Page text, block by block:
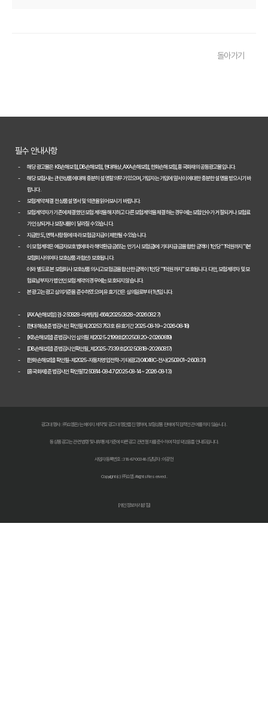
놓치면 후회! 자동차보험 가입 전 반드시 알아야 할 핵심 정보
놓치면 손해! 2026년 자동차보험 비교, 이것만은 꼭 확인하세요
2026년 자동차보험 현명하게 비교하는 3가지 핵심 전략
2026년 자동차보험 현명하게 비교하는 3가지 방법
자동차보험료 100만원 절약, 숨겨진 꿀팁 대방출
자동차보험, 다이렉트로 저렴하게 가입하는 비법 공개
내 차에 딱 맞는 자동차보험, 비교하고 고르는 완벽 가이드
2026 자동차보험 다이렉트 비교견적: 숨은 혜택 찾고 보험료 낮추는
자동차보험 다이렉트 비교사이트, 숨겨진 할인 꿀팁으로 진짜 최저가
다이렉트 자동차보험료 아끼는 법: 2026년 견적, 숨겨진 할인 꿀팁 대
다이렉트 자동차보험 비교견적: 숨은 1cm까지 찾아 보험료 낮추는 비
자동차 보험료 인상, 다이렉트 비교견적 사이트로 한 번에 해결!
돌아가기
필수 안내사항
해당 광고물은 KB손해보험, DB손해보험, 현대해상, AXA손해보험, 한화손해보험, 흥국화재의 공동광고물입니다.
해당 보험사는 관련 상품에 대해 충분히 설명할 의무가 있으며, 가입자는 가입에 앞서 이에 대한 충분한 설명을 받으시기 바
랍니다.
보험계약 체결 전 상품설명서 및 약관을 읽어보시기 바랍니다.
보험계약자가 기존에 체결했던 보험계약을 해지하고 다른 보험계약을 체결하는 경우에는 보험인수가 거절되거나 보험료
가 인상되거나 보장내용이 달라질 수 있습니다.
지급한도, 면책사항 등에 따라 보험금 지급이 제한될 수 있습니다.
이 보험계약은 예금자보호법에 따라 해약환급금(또는 만기 시 보험금)에 기타지급금을 합한 금액이 1인당 "1억원까지"(본
보험회사의 여타 보호상품과 합산) 보호됩니다.
이와 별도로 본 보험회사 보호상품의 사고보험금을 합산한 금액이 1인당 "1억원까지" 보호됩니다. 다만, 보험계약자 및 보
험료납부자가 법인인 보험계약의 경우에는 보호되지 않습니다.
본 광고는 광고심의기준을 준수하였으며, 유효기간은 심의일로부터 1년입니다.
[AXA손해보험] 검-250828-마케팅팀-664(2025.08.28~2026.08.27)
[현대해상] 준법감시인 확인필 제20253753호 (유효기간 2025-08-19 ~ 2026-08-18)
[KB손해보험] 준법감시인 심의필 제2025-2199호(2025.08.20~2026.08.19)
[DB손해보험] 준법감시인확인필_제2025-7339호(2025.08.18~2026.08.17)
[한화손해보험] 확인필-제2025-자동차영업전략-기타(광고)04048C-전사(25.09.01~26.08.31)
[흥국화재] 준법감시인 확인필T250814-08-47 (2025-08-14 ~ 2026-08-13)
광고대행사 : ㈜쇼엠은/는 페이지 제작 및 광고 대행만을 진행하며, 보험상품 판매에 직접적인 관여를 하지 않습니다.
동 상품광고는 관련 법령 및 내부통제기준에 따른 광고 관련 절차를 준수하여 작성되었음을 안내드립니다.
사업자등록번호 : 318-87-00348 | 담당자 : 이광헌
Copyright (c) ㈜쇼엠 All rights Reserved.
[개인정보처리방침]